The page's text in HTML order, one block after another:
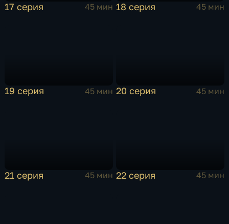
17 серия 45 мин 18 серия 45 мин
19 серия 45 мин 20 серия 45 мин
21 серия 45 мин 22 серия 45 мин